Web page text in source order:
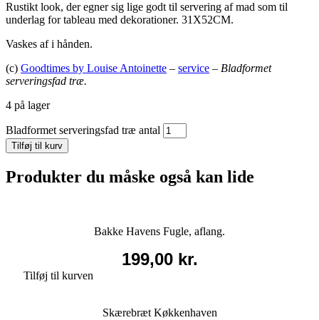
Rustikt look, der egner sig lige godt til servering af mad som til
underlag for tableau med dekorationer. 31X52CM.
Vaskes af i hånden.
(c) Goodtimes by Louise Antoinette – service – Bladformet
serveringsfad træ.
4 på lager
Bladformet serveringsfad træ antal
Tilføj til kurv
Produkter du måske også kan lide
Bakke Havens Fugle, aflang.
199,00 kr.
Tilføj til kurven
Skærebræt Køkkenhaven